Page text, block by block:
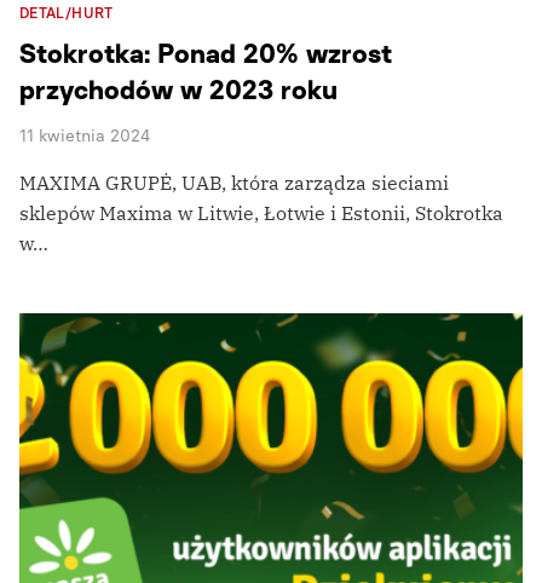
DETAL/HURT
Stokrotka: Ponad 20% wzrost
przychodów w 2023 roku
11 kwietnia 2024
MAXIMA GRUPĖ, UAB, która zarządza sieciami
sklepów Maxima w Litwie, Łotwie i Estonii, Stokrotka
w…